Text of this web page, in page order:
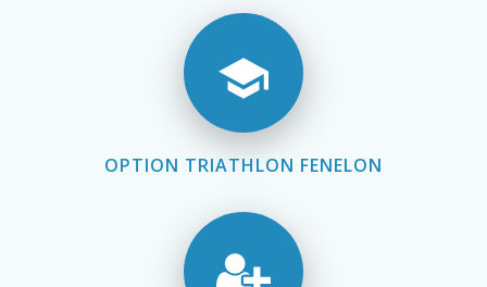
OPTION TRIATHLON FENELON